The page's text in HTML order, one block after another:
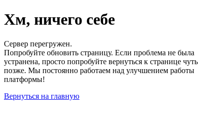
Хм, ничего себе
Сервер перегружен.
Попробуйте обновить страницу. Если проблема не была
устранена, просто попробуйте вернуться к странице чуть
позже. Мы постоянно работаем над улучшением работы
платформы!
Вернуться на главную